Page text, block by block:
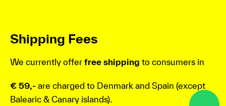
Shipping Fees
We currently offer free shipping to consumers in
€ 59,- are charged to Denmark and Spain (except
Balearic & Canary islands).